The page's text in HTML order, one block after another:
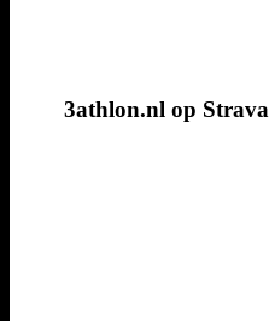
3athlon.nl op Strava